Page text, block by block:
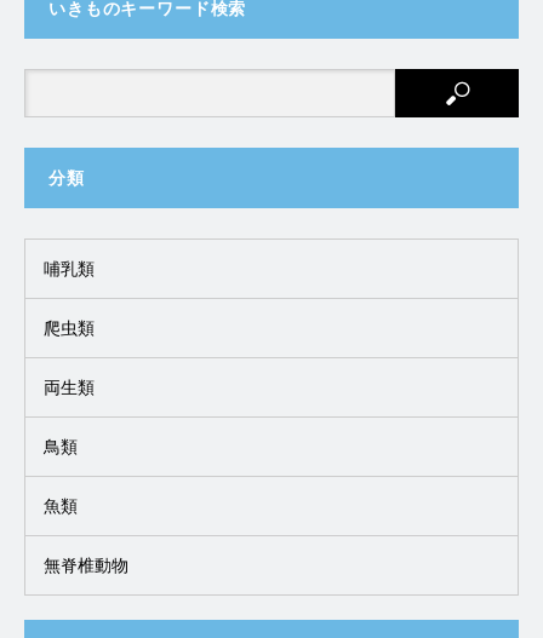
いきものキーワード検索
分類
哺乳類
爬虫類
両生類
鳥類
魚類
無脊椎動物